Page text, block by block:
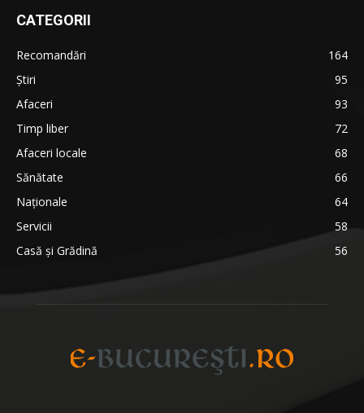
CATEGORII
Recomandări
164
Știri
95
Afaceri
93
Timp liber
72
Afaceri locale
68
Sănătate
66
Naționale
64
Servicii
58
Casă și Grădină
56